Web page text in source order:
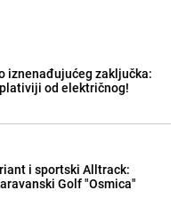
iznenađujućeg zaključka:
od električnog!
i sportski Alltrack:
Golf "Osmica"